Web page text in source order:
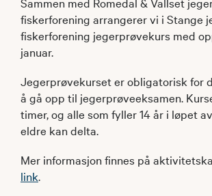
fiskerforening arrangerer vi i Stange
fiskerforening jegerprøvekurs med
januar.
Jegerprøvekurset er obligatorisk for
å gå opp til jegerprøveeksamen.
timer, og alle som fyller 14 år i løpet
eldre kan delta.
Mer informasjon finnes på
link.